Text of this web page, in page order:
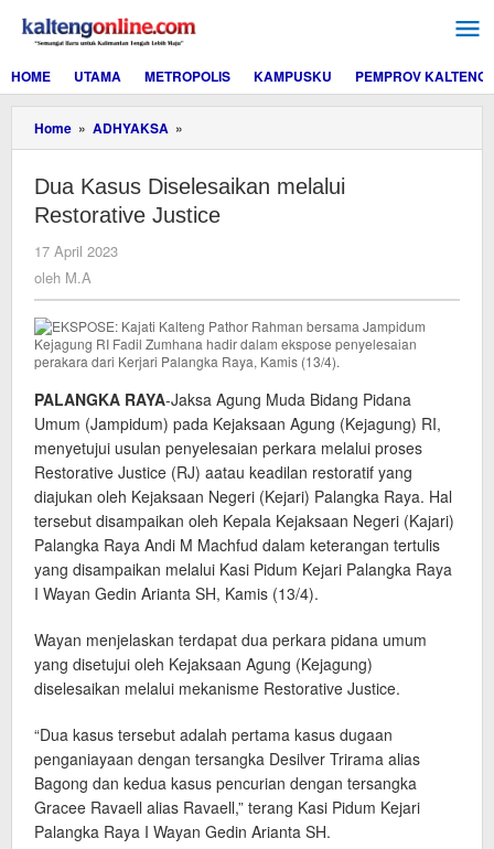
konten
HOME
UTAMA METROPOLIS KAMPUSKU PEMPROV KALTENG
Home » ADHYAKSA »
Kasus
melalui
Restorative
Justice
Dua Kasus Diselesaikan melalui
Restorative Justice
17 April 2023
oleh M.A
PALANGKA RAYA-Jaksa Agung Muda Bidang Pidana
Umum (Jampidum) pada Kejaksaan Agung (Kejagung) RI,
menyetujui usulan penyelesaian perkara melalui proses
Restorative Justice (RJ) aatau keadilan restoratif yang
diajukan oleh Kejaksaan Negeri (Kejari) Palangka Raya. Hal
tersebut disampaikan oleh Kepala Kejaksaan Negeri (Kajari)
Palangka Raya Andi M Machfud dalam keterangan tertulis
yang disampaikan melalui Kasi Pidum Kejari Palangka Raya
I Wayan Gedin Arianta SH, Kamis (13/4).
Wayan menjelaskan terdapat dua perkara pidana umum
yang disetujui oleh Kejaksaan Agung (Kejagung)
diselesaikan melalui mekanisme Restorative Justice.
“Dua kasus tersebut adalah pertama kasus dugaan
penganiayaan dengan tersangka Desilver Trirama alias
Bagong dan kedua kasus pencurian dengan tersangka
Gracee Ravaell alias Ravaell,” terang Kasi Pidum Kejari
Palangka Raya I Wayan Gedin Arianta SH.